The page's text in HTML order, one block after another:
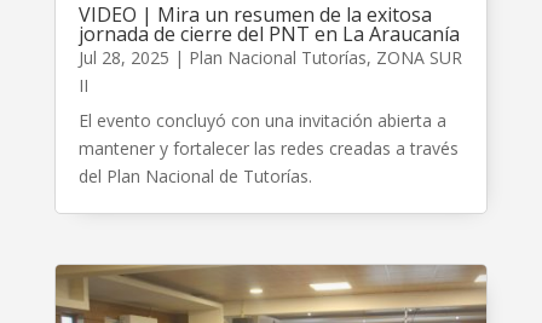
VIDEO | Mira un resumen de la exitosa
jornada de cierre del PNT en La Araucanía
Jul 28, 2025 | Plan Nacional Tutorías, ZONA SUR
II
El evento concluyó con una invitación abierta a
mantener y fortalecer las redes creadas a través
del Plan Nacional de Tutorías.